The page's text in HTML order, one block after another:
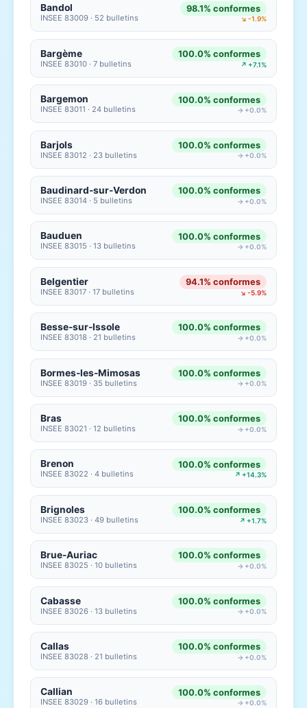
Bandol
INSEE 83009 · 52 bulletins
98.1% conformes
↘ -1.9%
Bargème
INSEE 83010 · 7 bulletins
100.0% conformes
↗ +7.1%
Bargemon
INSEE 83011 · 24 bulletins
100.0% conformes
→ +0.0%
Barjols
INSEE 83012 · 23 bulletins
100.0% conformes
→ +0.0%
Baudinard-sur-Verdon
INSEE 83014 · 5 bulletins
100.0% conformes
→ +0.0%
Bauduen
INSEE 83015 · 13 bulletins
100.0% conformes
→ +0.0%
Belgentier
INSEE 83017 · 17 bulletins
94.1% conformes
↘ -5.9%
Besse-sur-Issole
INSEE 83018 · 21 bulletins
100.0% conformes
→ +0.0%
Bormes-les-Mimosas
INSEE 83019 · 35 bulletins
100.0% conformes
→ +0.0%
Bras
INSEE 83021 · 12 bulletins
100.0% conformes
→ +0.0%
Brenon
INSEE 83022 · 4 bulletins
100.0% conformes
↗ +14.3%
Brignoles
INSEE 83023 · 49 bulletins
100.0% conformes
↗ +1.7%
Brue-Auriac
INSEE 83025 · 10 bulletins
100.0% conformes
→ +0.0%
Cabasse
INSEE 83026 · 13 bulletins
100.0% conformes
→ +0.0%
Callas
INSEE 83028 · 21 bulletins
100.0% conformes
→ +0.0%
Callian
INSEE 83029 · 16 bulletins
100.0% conformes
→ +0.0%